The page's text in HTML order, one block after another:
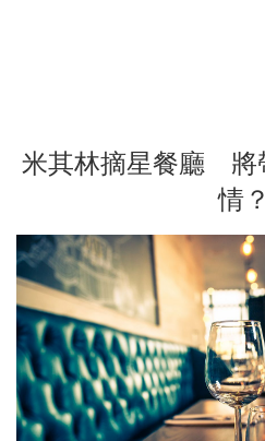
米其林摘星餐廳 將
情？